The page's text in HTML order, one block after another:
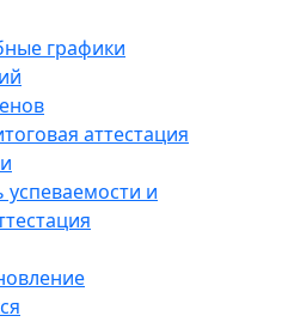
графики
аттестация
и